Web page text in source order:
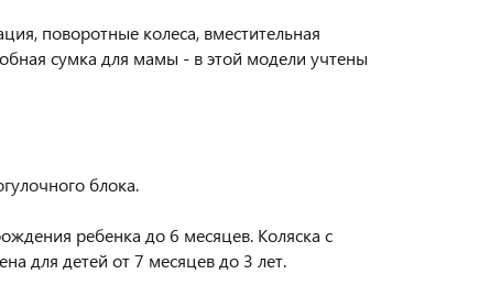
поворотные колеса, вместительная
сумка для мамы - в этой модели учтены
блока.
ребенка до 6 месяцев. Коляска с
для детей от 7 месяцев до 3 лет.